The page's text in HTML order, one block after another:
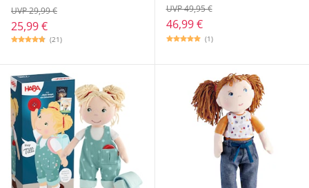
25,99 €
UVP 29,99 €
(21)
46,99 €
UVP 49,95 €
(1)